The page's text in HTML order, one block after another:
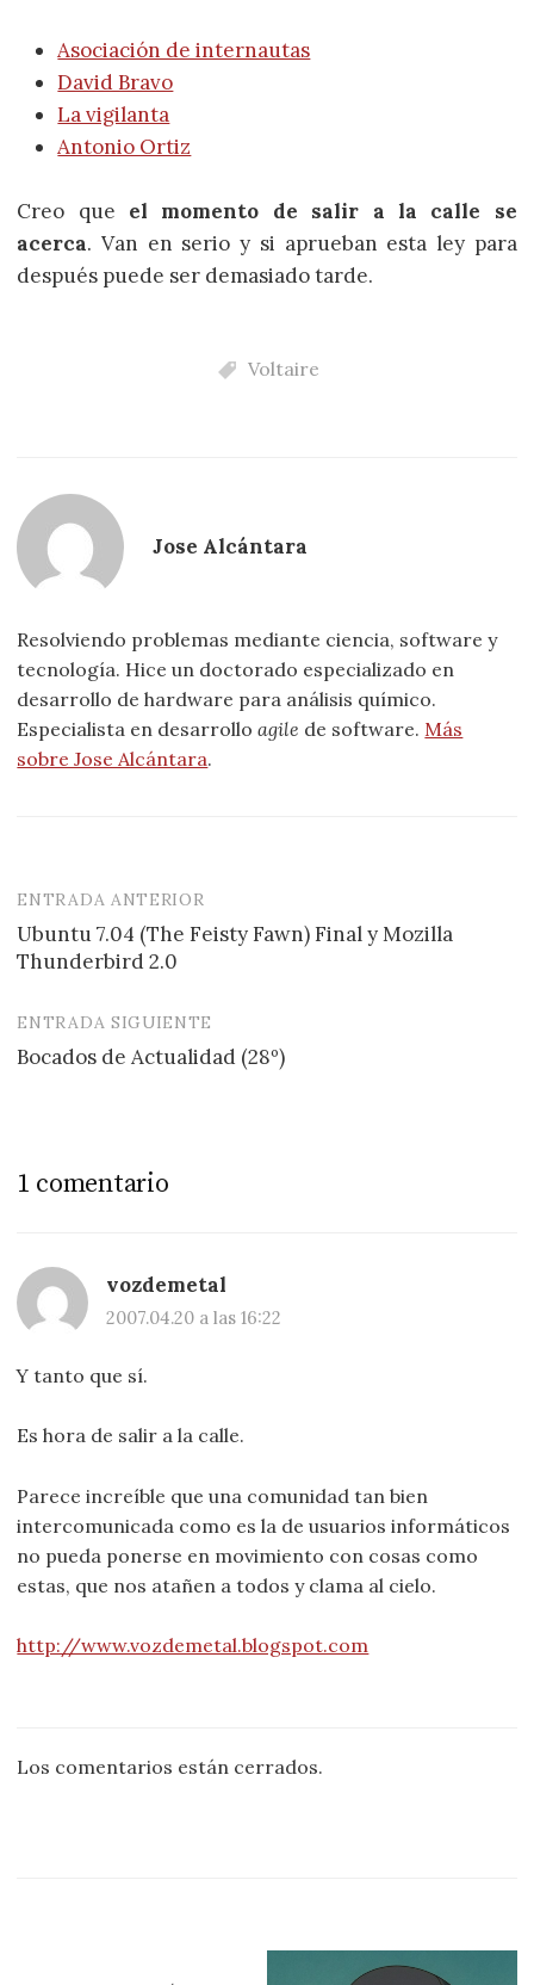
Asociación de internautas
David Bravo
La vigilanta
Antonio Ortiz
Creo que el momento de salir a la calle se
acerca. Van en serio y si aprueban esta ley para
después puede ser demasiado tarde.
Voltaire
Jose Alcántara
Resolviendo problemas mediante ciencia, software y
tecnología. Hice un doctorado especializado en
desarrollo de hardware para análisis químico.
Especialista en desarrolloagile de software. Más
sobre Jose Alcántara.
Navegación
de
ENTRADA ANTERIOR
Ubuntu 7.04 (The Feisty Fawn) Final y Mozilla
Thunderbird 2.0
ENTRADA SIGUIENTE
Bocados de Actualidad (28º)
1 comentario
vozdemetal
2007.04.20 a las 16:22
Y tanto que sí.
Es hora de salir a la calle.
Parece increíble que una comunidad tan bien
intercomunicada como es la de usuarios informáticos
no pueda ponerse en movimiento con cosas como
estas, que nos atañen a todos y clama al cielo.
http://www.vozdemetal.blogspot.com
Los comentarios están cerrados.